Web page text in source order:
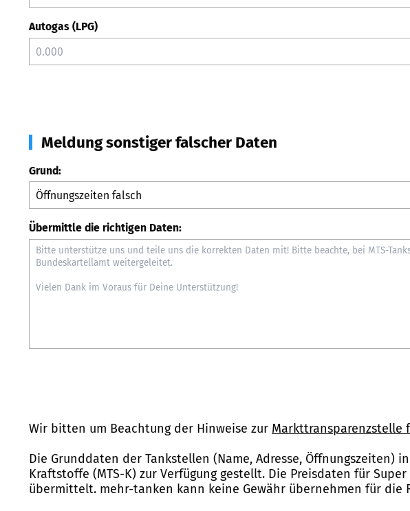
Autogas (LPG)
Meldung sonstiger falscher Daten
Grund:
Übermittle die richtigen Daten:
Wir bitten um Beachtung der Hinweise zur Markttransparenzstelle
Die Grunddaten der Tankstellen (Name, Adresse,
Kraftstoffe (MTS-K) zur Verfügung gestellt. Die Preisdaten für
übermittelt. mehr-tanken kann keine Gewähr übernehmen für